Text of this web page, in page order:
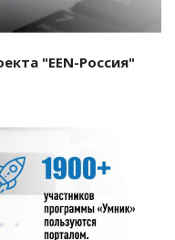
"EEN-Россия"